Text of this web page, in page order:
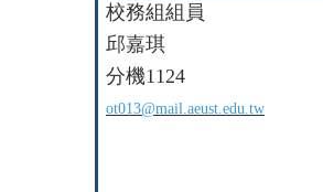
校務組組員
邱嘉琪
分機1124
ot013@mail.aeust.edu.tw